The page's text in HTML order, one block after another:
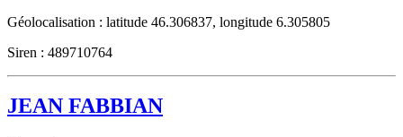
Géolocalisation : latitude 46.306837, longitude 6.305805
Siren : 489710764
JEAN FABBIAN